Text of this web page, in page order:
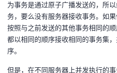
为事务是通过原子广播发送的，所
务，要么没有服务器接收事务。如
按照与之前发送的其他事务相同的
都以相同的顺序接收相同的事务集
序。
但是，在不同服务器上并发执行的